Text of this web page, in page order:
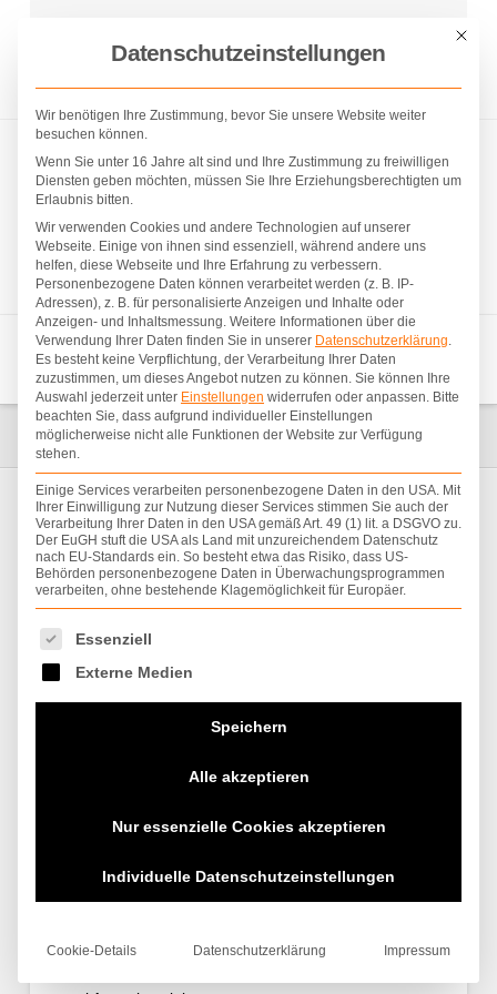
TELEFON: +43 4276 7288 | E-MAIL: OFFICE@DUHS-
BERGMANN.AT
Navigation
HOMEPROJEKTE OFFENES CARPORT
Offenes Carport
Mit
Datenschutzeinstellungen
Wir benötigen Ihre Zustimmung, bevor Sie unsere Website weiter
besuchen können.
Wenn Sie unter 16 Jahre alt sind und Ihre Zustimmung zu freiwilligen
Diensten geben möchten, müssen Sie Ihre Erziehungsberechtigten um
Erlaubnis bitten.
Wir verwenden Cookies und andere Technologien auf unserer
Webseite. Einige von ihnen sind essenziell, während andere uns
helfen, diese Webseite und Ihre Erfahrung zu verbessern.
Personenbezogene Daten können verarbeitet werden (z. B. IP-
Adressen), z. B. für personalisierte Anzeigen und Inhalte oder
Anzeigen- und Inhaltsmessung. Weitere Informationen über die
Verwendung Ihrer Daten finden Sie in unserer Datenschutzerklärung.
Es besteht keine Verpflichtung, der Verarbeitung Ihrer Daten
zuzustimmen, um dieses Angebot nutzen zu können. Sie können Ihre
Auswahl jederzeit unter Einstellungen widerrufen oder anpassen. Bitte
beachten Sie, dass aufgrund individueller Einstellungen
möglicherweise nicht alle Funktionen der Website zur Verfügung
stehen.
Einige Services verarbeiten personenbezogene Daten in den USA. Mit
Ihrer Einwilligung zur Nutzung dieser Services stimmen Sie auch der
Verarbeitung Ihrer Daten in den USA gemäß Art. 49 (1) lit. a DSGVO zu.
Der EuGH stuft die USA als Land mit unzureichendem Datenschutz
nach EU-Standards ein. So besteht etwa das Risiko, dass US-
Behörden personenbezogene Daten in Überwachungsprogrammen
verarbeiten, ohne bestehende Klagemöglichkeit für Europäer.
Es folgt eine Liste der Service-Gruppen, für die eine
Essenziell
Externe Medien
Speichern
Alle akzeptieren
Nur essenzielle Cookies akzeptieren
Individuelle Datenschutzeinstellungen
Cookie-Details Datenschutzerklärung Impressum